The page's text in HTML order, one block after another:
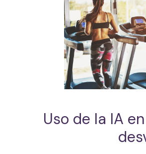
Uso de la IA